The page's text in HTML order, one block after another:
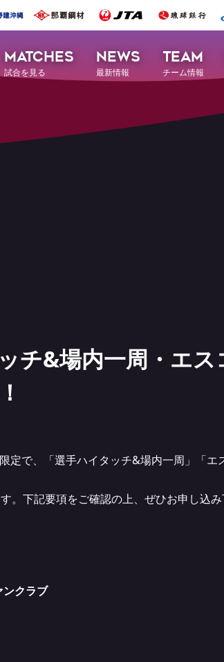
MATCHES
試合を見る
NEWS
最新情報
TEAM
チーム情報
チ&場内一周・エ
定で、「選手ハイタッチ&場内一周」「
。下記要項をご確認の上、ぜひお申し込
クラブ